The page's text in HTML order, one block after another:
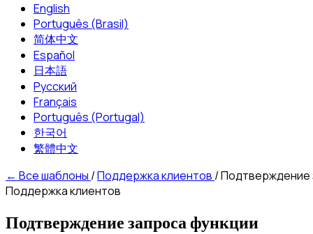
English
Português (Brasil)
简体中文
Español
日本語
Русский
Français
Português (Portugal)
한국어
繁體中文
← Все шаблоны /Поддержка клиентов /Подтверждение
Поддержка клиентов
Подтверждение запроса функции